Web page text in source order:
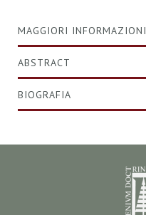
MAGGIORI INFORMAZIONI
ABSTRACT
BIOGRAFIA